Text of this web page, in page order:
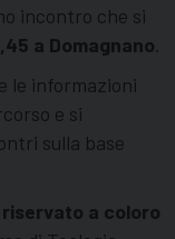
incontro che si
a Domagnano
le informazioni
e si
sulla base
a coloro